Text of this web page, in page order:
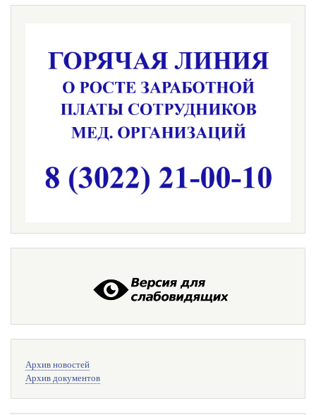
поиска
Архив новостей
Архив документов